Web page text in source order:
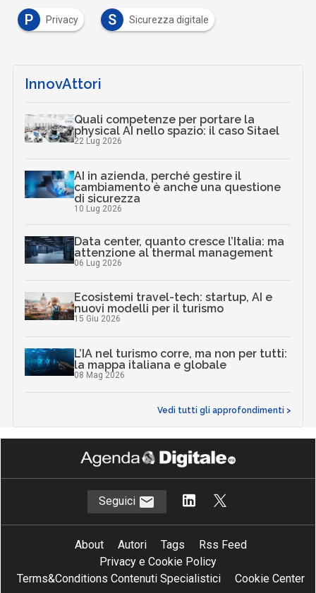
P
Privacy S Sicurezza digitale
InnovAttori
Quali competenze per portare la
physical AI nello spazio: il caso Sitael
22 Lug 2026
AI in azienda, perché gestire il
cambiamento è anche una questione
di sicurezza
10 Lug 2026
Data center, quanto cresce l’Italia: ma
attenzione al thermal management
06 Lug 2026
Ecosistemi travel-tech: startup, AI e
nuovi modelli per il turismo
15 Giu 2026
L’IA nel turismo corre, ma non per tutti:
la mappa italiana e globale
08 Mag 2026
Vedi tutti gli approfondimenti >
Seguici
About Autori Tags
Rss Feed
Privacy e Cookie Policy
Terms&Conditions Contenuti Specialistici
Cookie Center